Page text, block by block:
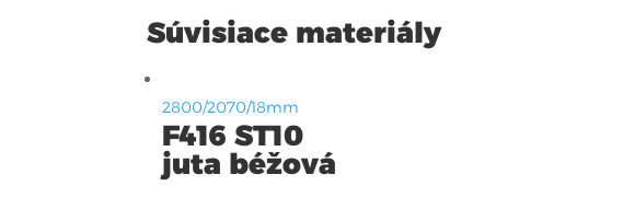
Súvisiace materiály
2800/2070/18mm
F416 ST10
juta béžová